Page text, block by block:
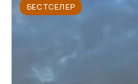
БЕСТСЕЛЕР